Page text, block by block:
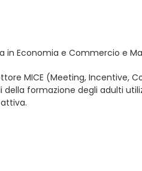
in Economia e Commercio e
MICE (Meeting, Incentive,
formazione degli adulti